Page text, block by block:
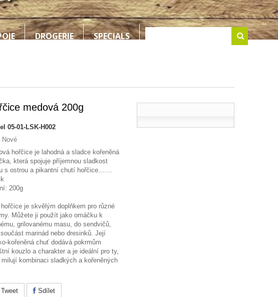
DROGERIE SPECIALS
medová 200g
05-01-LSK-H002
Nové
hořčice je lahodná a sladce kořeněná
která spojuje příjemnou sladkost
s ostrou a pikantní chutí hořčice.......
200g
hořčice je skvělým doplňkem pro různé
Můžete ji použít jako omáčku k
grilovanému masu, do sendvičů,
marinád nebo dresinků. Její
kořeněná chuť dodává pokrmům
kouzlo a charakter a je ideální pro ty,
milují kombinaci sladkých a kořeněných
Tweet Sdílet